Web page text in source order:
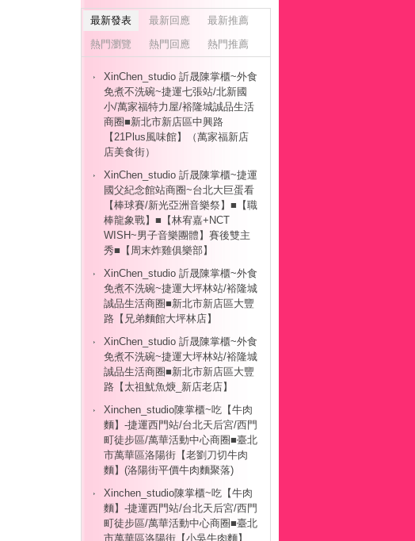
最新發表 最新回應
最新推薦
熱門瀏覽
熱門回應 熱門推薦
XinChen_studio 訢晟陳掌櫃~外食
免煮不洗碗~捷運七張站/北新國
小/萬家福特力屋/裕隆城誠品生活
商圈■新北市新店區中興路
【21Plus風味館】（萬家福新店
店美食街）
XinChen_studio 訢晟陳掌櫃~捷運
國父紀念館站商圈~台北大巨蛋看
【棒球賽/新光亞洲音樂祭】■【職
棒龍象戰】■【林宥嘉+NCT
WISH~男子音樂團體】賽後雙主
秀■【周末炸雞俱樂部】
XinChen_studio 訢晟陳掌櫃~外食
免煮不洗碗~捷運大坪林站/裕隆城
誠品生活商圈■新北市新店區大豐
路【兄弟麵館大坪林店】
XinChen_studio 訢晟陳掌櫃~外食
免煮不洗碗~捷運大坪林站/裕隆城
誠品生活商圈■新北市新店區大豐
路【太祖魷魚焿_新店老店】
Xinchen_studio陳掌櫃~吃【牛肉
麵】-捷運西門站/台北天后宮/西門
町徒步區/萬華活動中心商圈■臺北
市萬華區洛陽街【老劉刀切牛肉
麵】(洛陽街平價牛肉麵聚落)
Xinchen_studio陳掌櫃~吃【牛肉
麵】-捷運西門站/台北天后宮/西門
町徒步區/萬華活動中心商圈■臺北
市萬華區洛陽街【小吳牛肉麵】